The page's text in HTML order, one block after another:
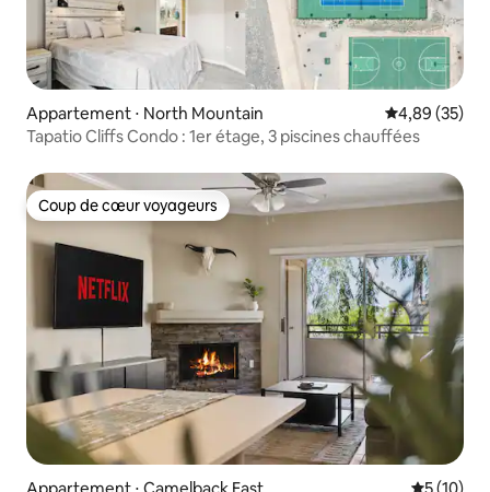
Appartement ⋅ North Mountain Évaluation
4,89 (35)
Tapatio Cliffs Condo : 1er étage, 3 piscines chauffées
Coup de cœur voyageurs
Coup de cœur voyageurs